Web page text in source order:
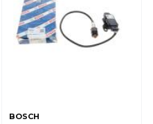
BOSCH